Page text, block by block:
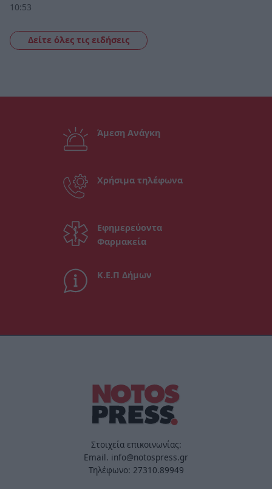
10:53
Δείτε όλες τις ειδήσεις
Άμεση Ανάγκη
Χρήσιμα τηλέφωνα
Εφημερεύοντα
Φαρμακεία
Κ.Ε.Π Δήμων
Στοιχεία επικοινωνίας:
Email. info@notospress.gr
Τηλέφωνο: 27310.89949